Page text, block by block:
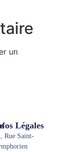
un
Légales
Rue Saint-